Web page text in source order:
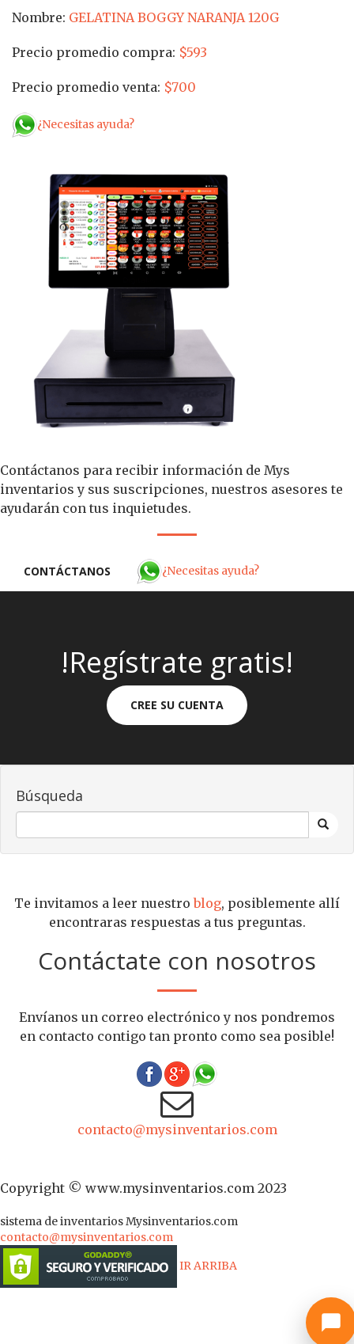
Nombre: GELATINA BOGGY NARANJA 120G
Precio promedio compra: $593
Precio promedio venta: $700
¿Necesitas ayuda?
Contáctanos para recibir información de Mys
inventarios y sus suscripciones, nuestros asesores te
ayudarán con tus inquietudes.
CONTÁCTANOS ¿Necesitas ayuda?
!Regístrate gratis!
CREE SU CUENTA
Búsqueda
Te invitamos a leer nuestroblog, posiblemente allí
encontraras respuestas a tus preguntas.
Contáctate con nosotros
Envíanos un correo electrónico y nos pondremos
en contacto contigo tan pronto como sea posible!
contacto@mysinventarios.com
Copyright © www.mysinventarios.com 2023
sistema de inventariosMysinventarios.com
contacto@mysinventarios.com
IR ARRIBA